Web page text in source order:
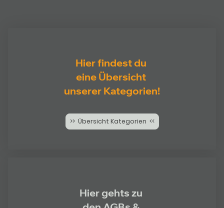
Hier findest du
eine Übersicht
unserer Kategorien!
>> Übersicht Kategorien <<
Hier gehts zu